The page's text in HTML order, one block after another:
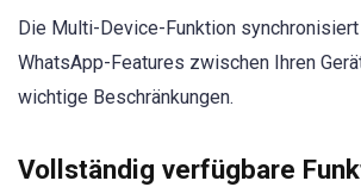
Die Multi-Device-Funktion
WhatsApp-Features zwischen Ihren
wichtige Beschränkungen.
Vollständig verfügbare